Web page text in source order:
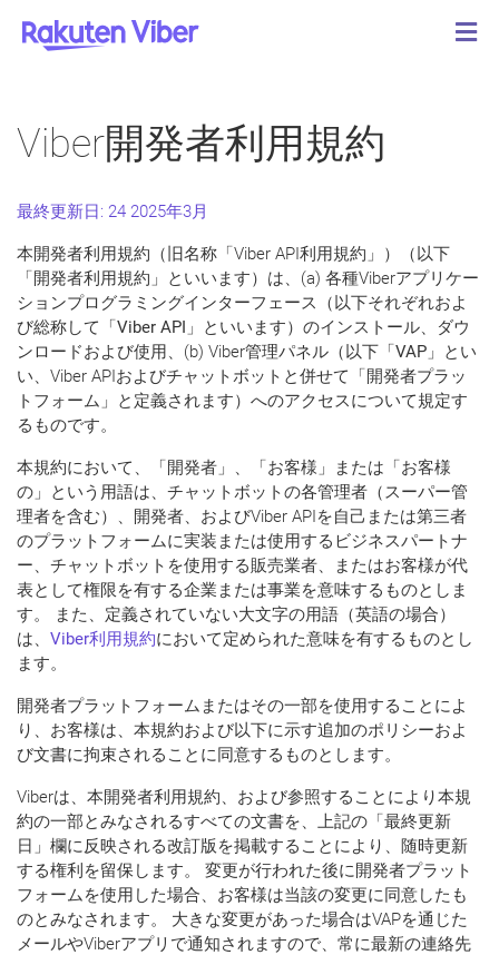
Viber開発者利用規約
最終更新日: 24 2025年3月
本開発者利用規約（旧名称「Viber API利用規約」）（以下
「開発者利用規約 」といいます）は、(a) 各種Viberアプリケー
ションプログラミングインターフェース（以下それぞれおよ
び総称して「Viber API 」といいます）のインストール、ダウ
ンロードおよび使用、(b) Viber管理パネル（以下「VAP 」とい
い、Viber APIおよびチャットボットと併せて「開発者プラッ
トフォーム 」と定義されます）へのアクセスについて規定す
るものです。
本規約において、「開発者 」、「お客様 」または「お客様
の 」という用語は、チャットボットの各管理者（スーパー管
理者を含む）、開発者、およびViber APIを自己または第三者
のプラットフォームに実装または使用するビジネスパートナ
ー、チャットボットを使用する販売業者、またはお客様が代
表として権限を有する企業または事業を意味するものとしま
す。 また、定義されていない大文字の用語（英語の場合）
は、 Viber利用規約において定められた意味を有するものとし
ます。
開発者プラットフォームまたはその一部を使用することによ
り、お客様は、本規約および以下に示す追加のポリシーおよ
び文書に拘束されることに同意するものとします。
Viberは、本開発者利用規約、および参照することにより本規
約の一部とみなされるすべての文書を、上記の「最終更新
日」欄に反映される改訂版を掲載することにより、随時更新
する権利を留保します。 変更が行われた後に開発者プラット
フォームを使用した場合、お客様は当該の変更に同意したも
のとみなされます。 大きな変更があった場合はVAPを通じた
メールやViberアプリで通知されますので、常に最新の連絡先